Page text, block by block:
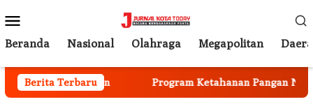
ke
kontenMobile
Beranda Nasional Olahraga Megapolitan
Berita Terbaru
Mulai Berjalan Program Ketahanan Pangan